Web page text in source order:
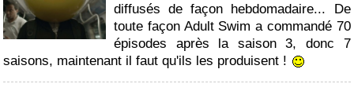
diffusés de façon hebdomadaire... De
toute façon Adult Swim a commandé 70
épisodes après la saison 3, donc 7
saisons, maintenant il faut qu'ils les produisent !